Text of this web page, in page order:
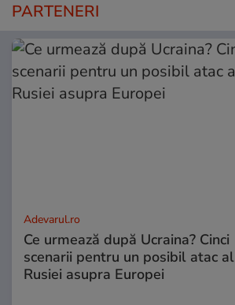
PARTENERI
Adevarul.ro
Ce urmează după Ucraina? Cinci
scenarii pentru un posibil atac al
Rusiei asupra Europei